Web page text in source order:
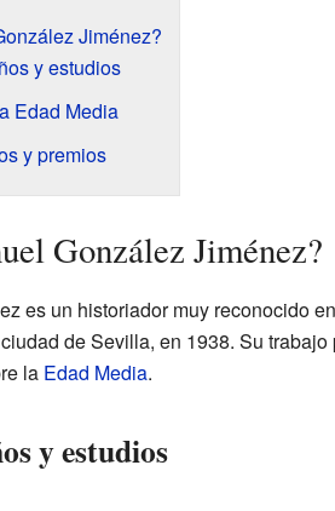
Jiménez?
y estudios
Edad Media
y premios
González Jiménez?
es un historiador muy reconocido
de Sevilla, en 1938. Su
la Edad Media.
y estudios